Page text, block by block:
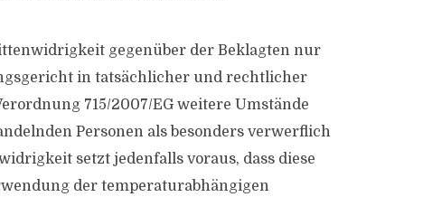
gegenüber der Beklagten nur
in tatsächlicher und rechtlicher
715/2007/EG weitere Umstände
Personen als besonders verwerflich
setzt jedenfalls voraus, dass diese
der temperaturabhängigen